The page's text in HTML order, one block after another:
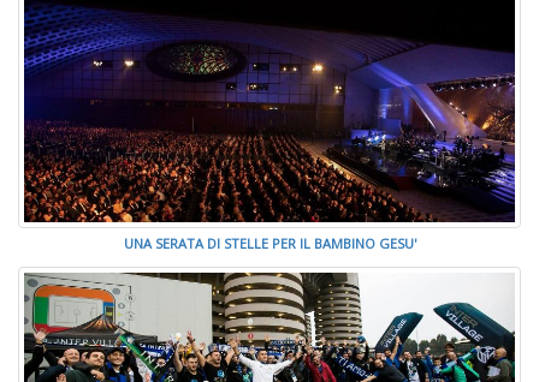
UNA SERATA DI STELLE PER IL BAMBINO GESU'